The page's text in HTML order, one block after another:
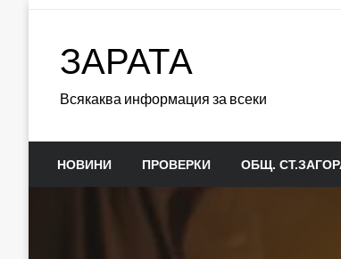
ЗАРАТА
Всякаква информация за всеки
НОВИНИ ПРОВЕРКИ ОБЩ.